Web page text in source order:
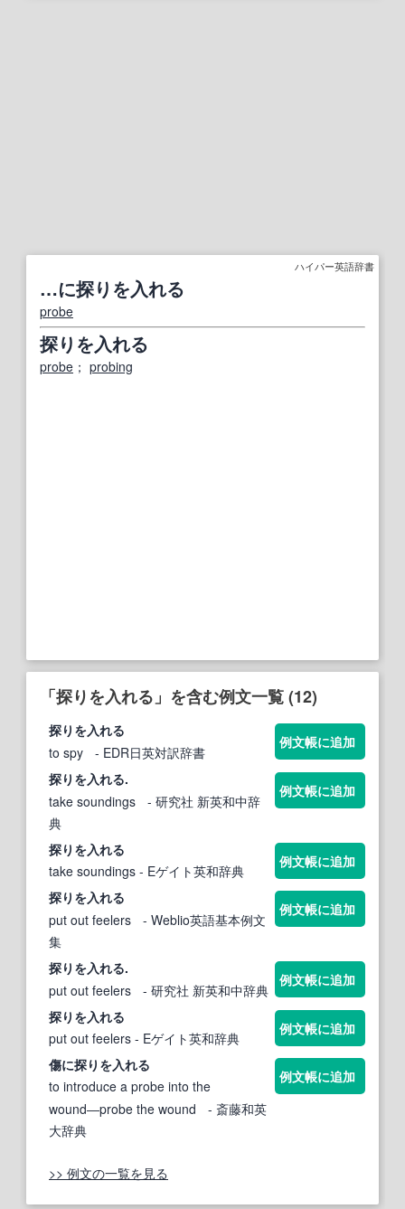
ハイパー英語辞書
…に探りを入れる
probe
探りを入れる
probe ； probing
「探りを入れる」を含む例文一覧 (12)
探りを入れる
to spy
- EDR日英対訳辞書
例文帳に追加
探りを入れる.
take soundings
- 研究社 新英和中辞
典
例文帳に追加
探りを入れる
take soundings - Eゲイト英和辞典
例文帳に追加
探りを入れる
put out feelers
- Weblio英語基本例文
集
例文帳に追加
探りを入れる.
put out feelers
- 研究社 新英和中辞典
例文帳に追加
探りを入れる
put out feelers - Eゲイト英和辞典
例文帳に追加
傷に探りを入れる
to introduce a probe into the
wound―probe the wound
- 斎藤和英
大辞典
例文帳に追加
>> 例文の一覧を見る